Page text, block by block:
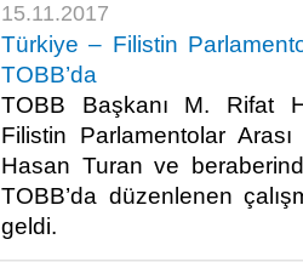
15.11.2017
Türkiye – Filistin
TOBB’da
TOBB Başkanı M. Rifat
Filistin Parlamentolar
Hasan Turan ve
TOBB’da düzenlenen
geldi.​